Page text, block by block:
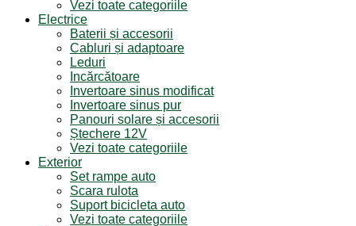
Vezi toate categoriile
Electrice
Baterii și accesorii
Cabluri și adaptoare
Leduri
Incărcătoare
Invertoare sinus modificat
Invertoare sinus pur
Panouri solare și accesorii
Ștechere 12V
Vezi toate categoriile
Exterior
Set rampe auto
Scara rulota
Suport bicicleta auto
Vezi toate categoriile